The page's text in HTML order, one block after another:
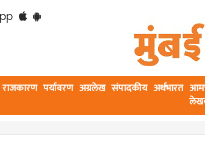
राजकारण पर्यावरण अग्रलेख संपादकीय अर्थभारत